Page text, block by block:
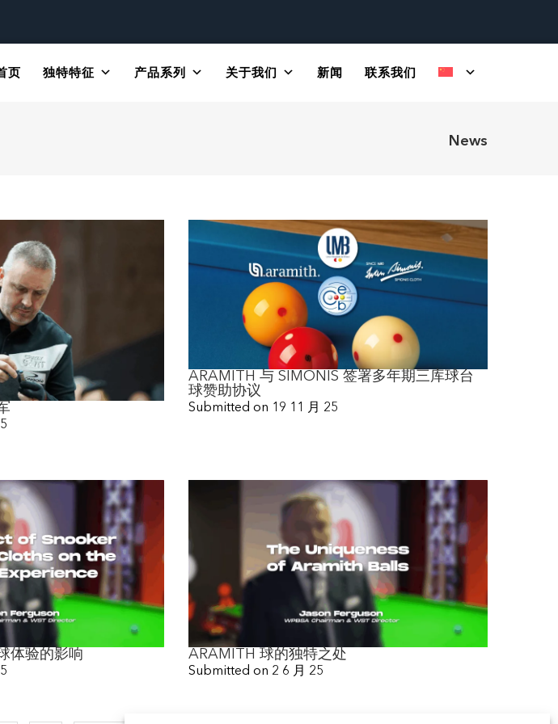
页 独特特征 产品系列 关于我们 新闻 联系我们
News
ARAMITH 与 SIMONIS 签署多年期三库球台
球赞助协议
Submitted on 19 11 月 25
体验的影响 ARAMITH 球的独特之处
Submitted on 2 6 月 25